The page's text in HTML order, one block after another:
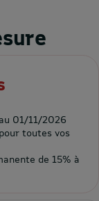
01/11/2026
toutes vos
de 15% à